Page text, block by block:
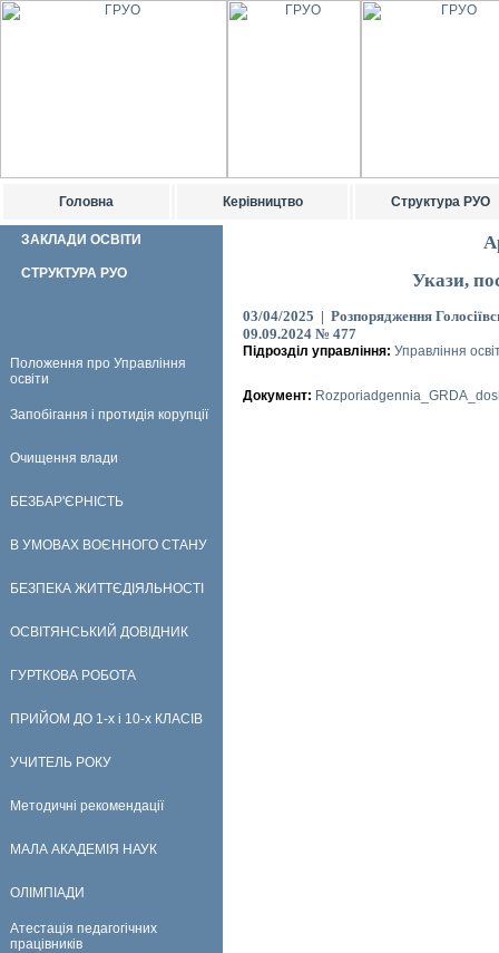
Головна Керівництво Структура РУО
ЗАКЛАДИ ОСВІТИ
СТРУКТУРА РУО
Положення про Управління
освіти
Запобігання і протидія корупції
Очищення влади
БЕЗБАР'ЄРНІСТЬ
В УМОВАХ ВОЄННОГО СТАНУ
БЕЗПЕКА ЖИТТЄДІЯЛЬНОСТІ
ОСВІТЯНСЬКИЙ ДОВІДНИК
ГУРТКОВА РОБОТА
ПРИЙОМ ДО 1-х і 10-х КЛАСІВ
УЧИТЕЛЬ РОКУ
Методичні рекомендації
МАЛА АКАДЕМІЯ НАУК
ОЛІМПІАДИ
Атестація педагогічних
працівників
Укази,
03/04/2025 | Розпорядження
09.09.2024 № 477
Підрозділ управління: Управління
Документ: